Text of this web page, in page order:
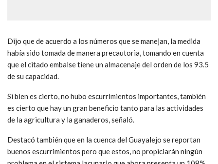
Dijo que de acuerdo a los números que se manejan, la medida
había sido tomada de manera precautoria, tomando en cuenta
que el citado embalse tiene un almacenaje del orden de los 93.5
de su capacidad.
Si bien es cierto, no hubo escurrimientos importantes, también
es cierto que hay un gran beneficio tanto para las actividades
de la agricultura y la ganaderos, señaló.
Destacó también que en la cuenca del Guayalejo se reportan
buenos escurrimientos pero que estos, no propiciarán ningún